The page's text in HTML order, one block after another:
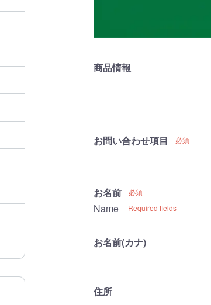
商品情報
お問い合わせ項目 必須
お名前 必須
Name Required fields
お名前(カナ)
住所